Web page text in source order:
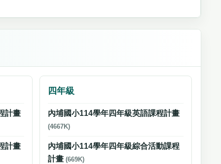
計畫
計畫
四年級
內埔國小114學年四年級英語課程計畫
(4667K)
內埔國小114學年四年級綜合活動課程
計畫(669K)